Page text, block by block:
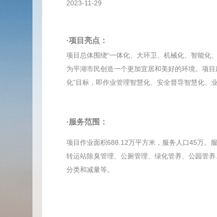
2023-11-29
·项目亮点：
项目总体围绕“一体化、大环卫、机械化、智能化
为平湖市民创造一个更加宜居和美好的环境。项
化”目标，即作业管理智慧化、安全督导智慧化、
·服务范围：
项目作业面积688.12万平方米，服务人口45万。
转运站除臭管理、公厕管理、绿化管养、公园管
分类和减量等。